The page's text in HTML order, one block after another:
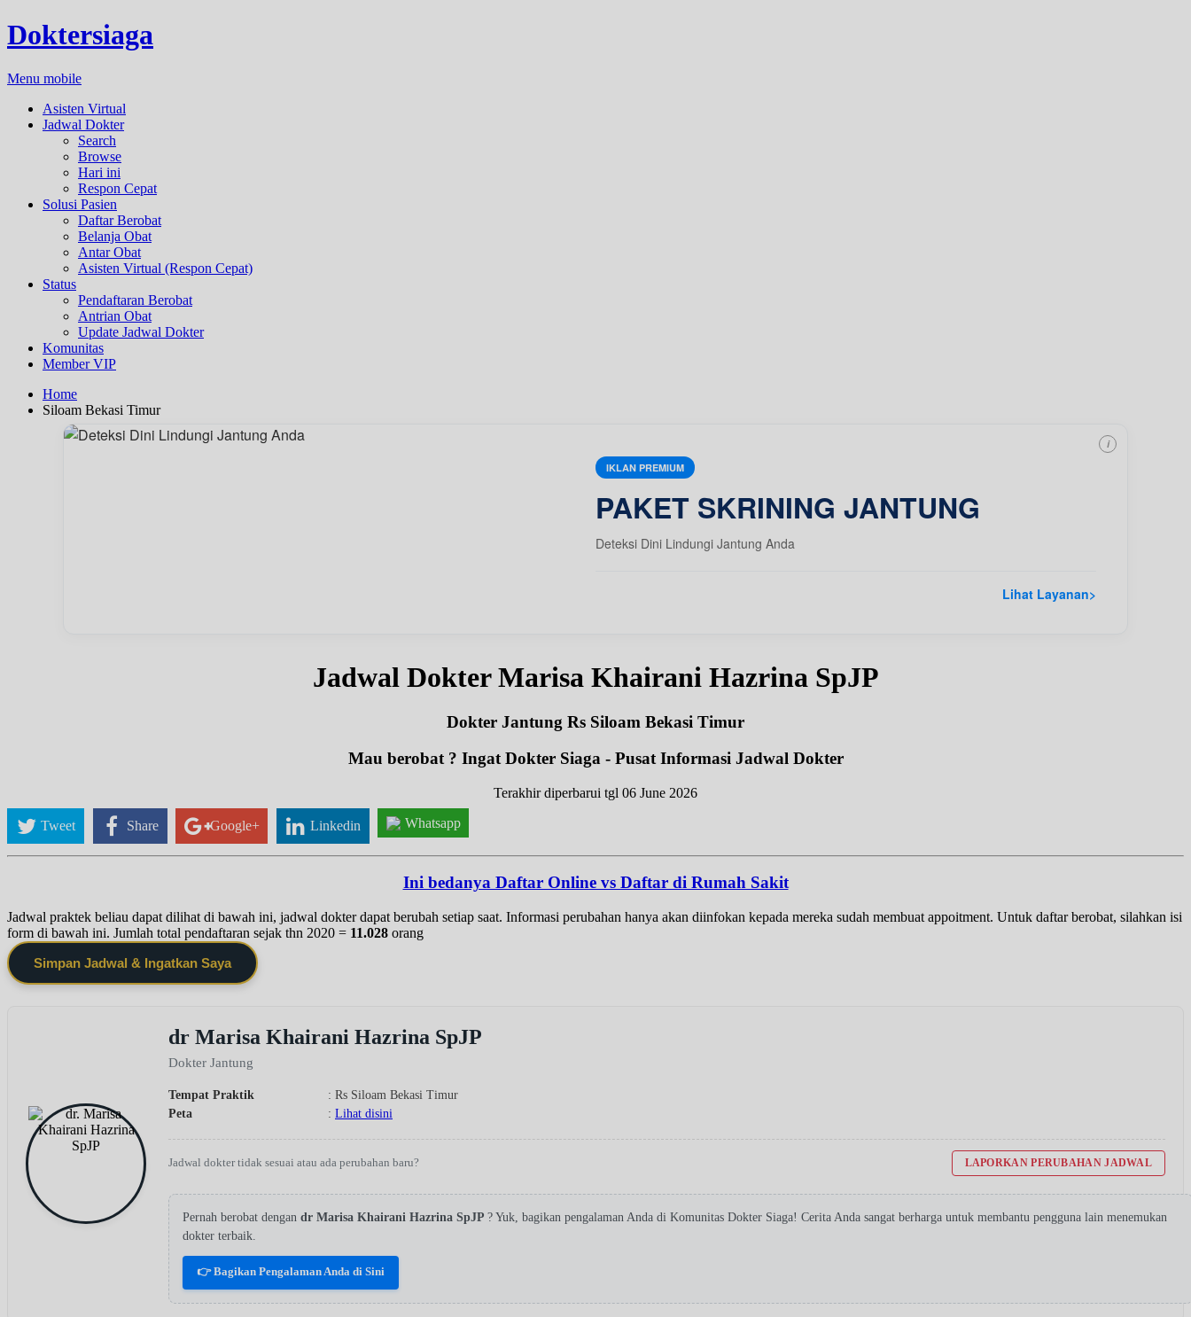
Doktersiaga
Menu mobile
Asisten Virtual
Jadwal Dokter
Search
Browse
Hari ini
Respon Cepat
Solusi Pasien
Daftar Berobat
Belanja Obat
Antar Obat
Asisten Virtual (Respon Cepat)
Status
Pendaftaran Berobat
Antrian Obat
Update Jadwal Dokter
Komunitas
Member VIP
Home
Siloam Bekasi Timur
IKLAN PREMIUM
PAKET SKRINING JANTUNG
Deteksi Dini Lindungi Jantung Anda
Lihat Layanan>
i
Jadwal Dokter Marisa Khairani Hazrina SpJP
Dokter Jantung Rs Siloam Bekasi Timur
Mau berobat ? Ingat Dokter Siaga - Pusat Informasi Jadwal Dokter
Terakhir diperbarui tgl 06 June 2026
Tweet Share Google+ Linkedin Whatsapp
Ini bedanya Daftar Online vs Daftar di Rumah Sakit
Jadwal praktek beliau dapat dilihat di bawah ini, jadwal dokter dapat berubah setiap saat. Informasi perubahan hanya akan diinfokan kepada mereka sudah membuat appoitment. Untuk daftar berobat, silahkan isi
form di bawah ini. Jumlah total pendaftaran sejak thn 2020 = 11.028 orang
Simpan Jadwal & Ingatkan Saya
dr Marisa Khairani Hazrina SpJP
Dokter Jantung
Tempat Praktik
: Rs Siloam Bekasi Timur
Peta
: Lihat disini
Jadwal dokter tidak sesuai atau ada perubahan baru? LAPORKAN PERUBAHAN JADWAL
Pernah berobat dengan dr Marisa Khairani Hazrina SpJP ? Yuk, bagikan pengalaman Anda di Komunitas Dokter Siaga! Cerita Anda sangat berharga untuk membantu pengguna lain menemukan
dokter terbaik.
👉 Bagikan Pengalaman Anda di Sini